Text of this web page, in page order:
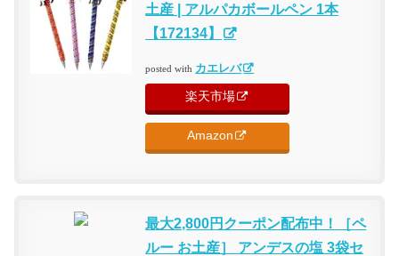
土産 | アルパカボールペン 1本
【172134】
posted with カエレバ
楽天市場
Amazon
最大2,800円クーポン配布中！［ペ
ルー お土産］ アンデスの塩 3袋セ